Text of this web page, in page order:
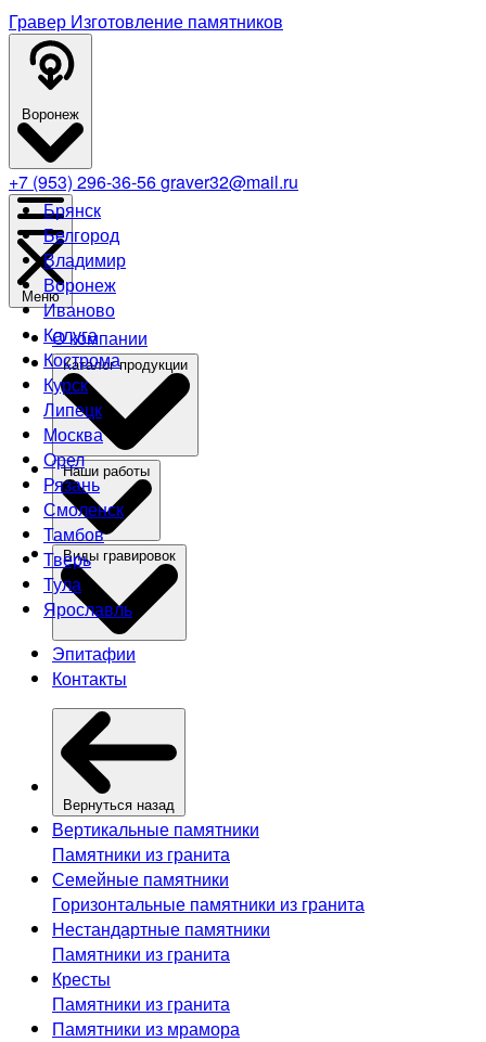
Гравер Изготовление памятников
Воронеж
Брянск
Белгород
Владимир
Воронеж
Иваново
Калуга
Кострома
Курск
Липецк
Москва
Орел
Рязань
Смоленск
Тамбов
Тверь
Тула
Ярославль
+7 (953) 296-36-56graver32@mail.ru
Меню
О компании
Эпитафии
Контакты
Вернуться назад
Вертикальные памятники
Памятники из гранита
Семейные памятники
Горизонтальные памятники из гранита
Нестандартные памятники
Памятники из гранита
Кресты
Памятники из гранита
Памятники из мрамора